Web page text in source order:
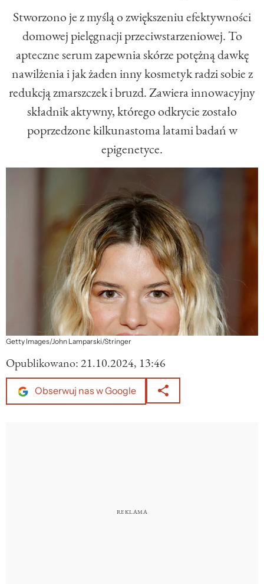
Stworzono je z myślą o zwiększeniu efektywności
domowej pielęgnacji przeciwstarzeniowej. To
apteczne serum zapewnia skórze potężną dawkę
nawilżenia i jak żaden inny kosmetyk radzi sobie z
redukcją zmarszczek i bruzd. Zawiera innowacyjny
składnik aktywny, którego odkrycie zostało
poprzedzone kilkunastoma latami badań w
epigenetyce.
Getty Images/John Lamparski/Stringer
Opublikowano:21.10.2024, 13:46
Obserwuj nas w Google